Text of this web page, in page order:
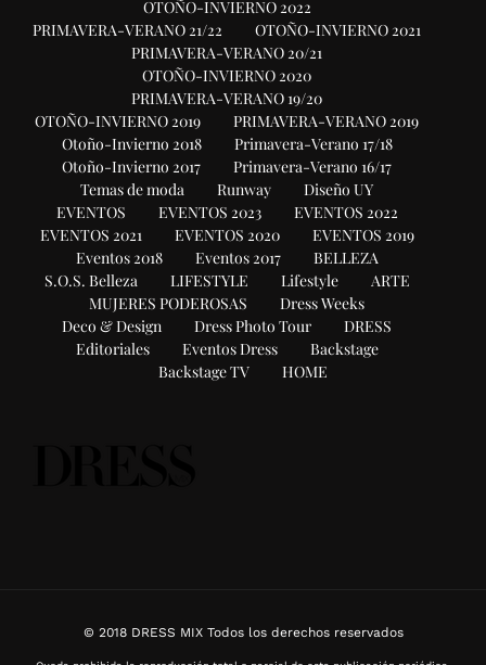
OTOÑO-INVIERNO 2022
PRIMAVERA-VERANO 21/22
OTOÑO-INVIERNO 2021
PRIMAVERA-VERANO 20/21
OTOÑO-INVIERNO 2020
PRIMAVERA-VERANO 19/20
OTOÑO-INVIERNO 2019
PRIMAVERA-VERANO 2019
Otoño-Invierno 2018
Primavera-Verano 17/18
Otoño-Invierno 2017
Primavera-Verano 16/17
Temas de moda
Runway
Diseño UY
EVENTOS
EVENTOS 2023
EVENTOS 2022
EVENTOS 2021
EVENTOS 2020
EVENTOS 2019
Eventos 2018
Eventos 2017
BELLEZA
S.O.S. Belleza
LIFESTYLE Lifestyle
ARTE
MUJERES PODEROSAS
Dress Weeks
Deco & Design
Dress Photo Tour
DRESS
Editoriales
Eventos Dress
Backstage
Backstage TV
HOME
© 2018 DRESS MIX Todos los derechos reservados